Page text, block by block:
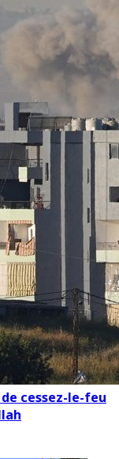
de cessez-le-feu